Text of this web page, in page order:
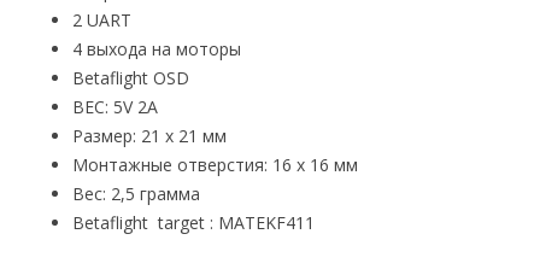
2 UART
4 выхода на моторы
Betaflight OSD
BEC: 5V 2A
Размер: 21 x 21 мм
Монтажные отверстия: 16 x 16 мм
Вес: 2,5 грамма
Betaflight target : MATEKF411